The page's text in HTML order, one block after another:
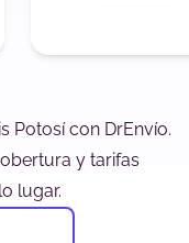
Potosí con DrEnvío.
y tarifas
lugar.